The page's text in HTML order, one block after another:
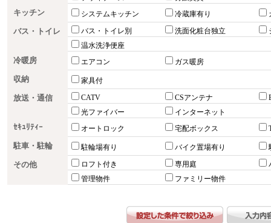
キッチン システムキッチン 冷蔵庫有り
バス・トイレ バス・トイレ別 洗面化粧台独立
温水洗浄便座
冷暖房 エアコン ガス暖房
収納 家具付
放送・通信 CATV CSアンテナ
光ファイバー
インターネット
ｾｷｭﾘﾃｨｰ オートロック 宅配ボックス
駐車・駐輪 駐輪場有り バイク置場有り
その他 ロフト付き 専用庭
管理物件
ファミリー物件